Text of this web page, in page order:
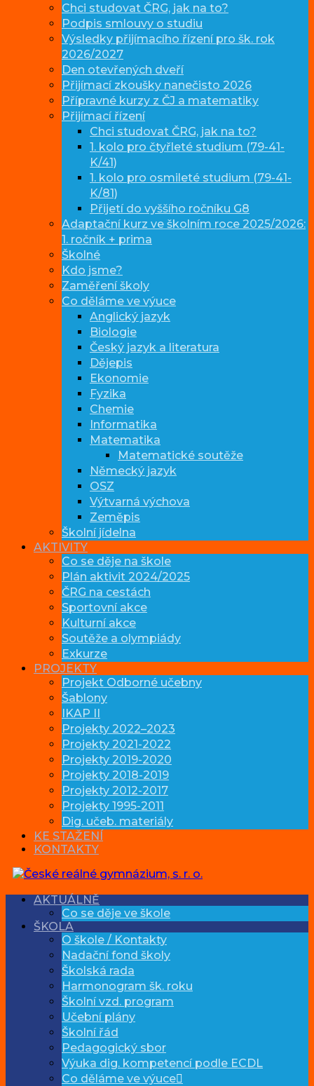
Chci studovat ČRG, jak na to?
Podpis smlouvy o studiu
Výsledky přijímacího řízení pro šk. rok
2026/2027
Den otevřených dveří
Přijímací zkoušky nanečisto 2026
Přípravné kurzy z ČJ a matematiky
Přijímací řízení
Chci studovat ČRG, jak na to?
1. kolo pro čtyřleté studium (79-41-
K/41)
1. kolo pro osmileté studium (79-41-
K/81)
Přijetí do vyššího ročníku G8
Adaptační kurz ve školním roce 2025/2026:
1. ročník + prima
Školné
Kdo jsme?
Zaměření školy
Co děláme ve výuce
Anglický jazyk
Biologie
Český jazyk a literatura
Dějepis
Ekonomie
Fyzika
Chemie
Informatika
Matematika
Matematické soutěže
Německý jazyk
OSZ
Výtvarná výchova
Zeměpis
Školní jídelna
AKTIVITY
Co se děje na škole
Plán aktivit 2024/2025
ČRG na cestách
Sportovní akce
Kulturní akce
Soutěže a olympiády
Exkurze
PROJEKTY
Projekt Odborné učebny
Šablony
IKAP II
Projekty 2022–2023
Projekty 2021-2022
Projekty 2019-2020
Projekty 2018-2019
Projekty 2012-2017
Projekty 1995-2011
Dig. učeb. materiály
KE STAŽENÍ
KONTAKTY
AKTUÁLNĚ
Co se děje ve škole
ŠKOLA
O škole / Kontakty
Nadační fond školy
Školská rada
Harmonogram šk. roku
Školní vzd. program
Učební plány
Školní řád
Pedagogický sbor
Výuka dig. kompetencí podle ECDL
Co děláme ve výuce